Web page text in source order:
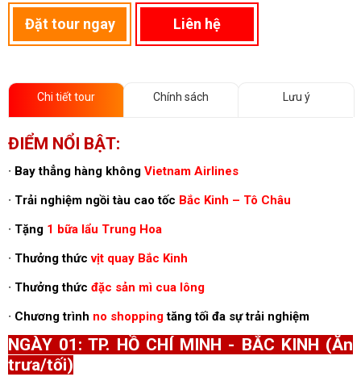
Đặt tour ngay Liên hệ
Chi tiết tour Chính sách Lưu ý
ĐIỂM NỔI BẬT:
∙ Bay thẳng hàng không Vietnam Airlines
∙ Trải nghiệm ngồi tàu cao tốc Bắc Kinh – Tô Châu
∙ Tặng 1 bữa lẩu Trung Hoa
∙ Thưởng thứcvịt quay Bắc Kinh
∙ Thưởng thức đặc sản mì cua lông
∙ Chương trình no shoppingtăng tối đa sự trải nghiệm
NGÀY 01: TP. HỒ CHÍ MINH - BẮC KINH (Ăn
trưa/tối)